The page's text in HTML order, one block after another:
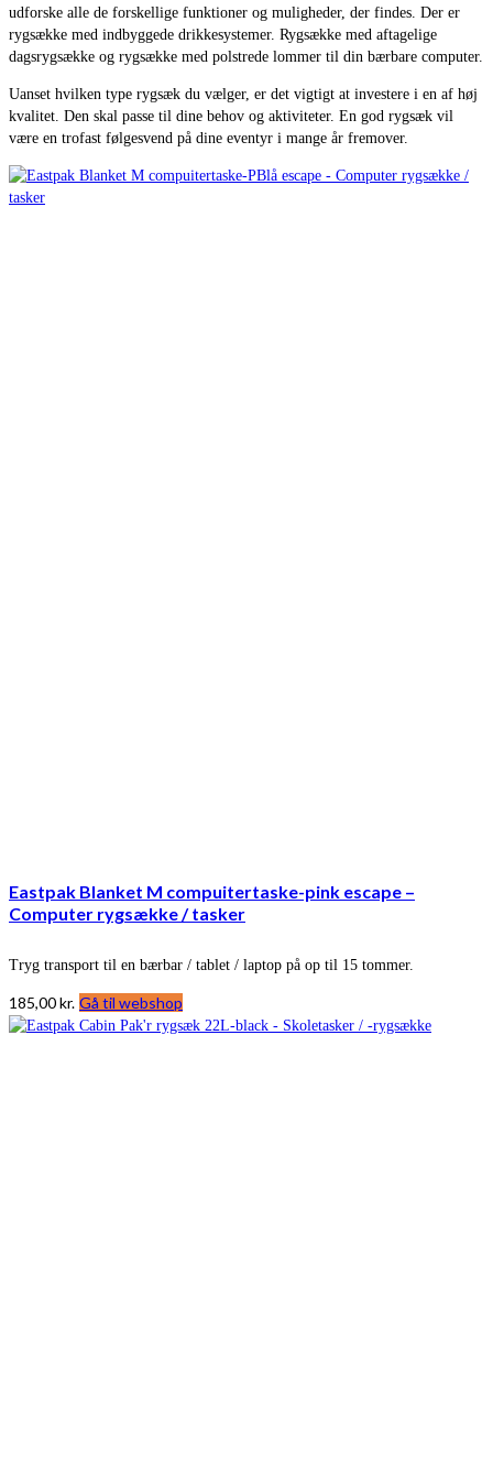
udforske alle de forskellige funktioner og muligheder, der findes. Der er
rygsække med indbyggede drikkesystemer. Rygsække med aftagelige
dagsrygsække og rygsække med polstrede lommer til din bærbare computer.
Uanset hvilken type rygsæk du vælger, er det vigtigt at investere i en af høj
kvalitet. Den skal passe til dine behov og aktiviteter. En god rygsæk vil
være en trofast følgesvend på dine eventyr i mange år fremover.
Eastpak Blanket M compuitertaske-pink escape –
Computer rygsække / tasker
Tryg transport til en bærbar / tablet / laptop på op til 15 tommer.
185,00kr. Gå til webshop